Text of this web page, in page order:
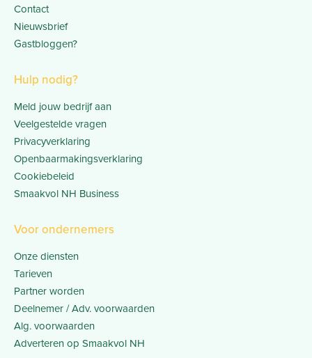
Contact
Nieuwsbrief
Gastbloggen?
Hulp nodig?
Meld jouw bedrijf aan
Veelgestelde vragen
Privacyverklaring
Openbaarmakingsverklaring
Cookiebeleid
Smaakvol NH Business
Voor ondernemers
Onze diensten
Tarieven
Partner worden
Deelnemer / Adv. voorwaarden
Alg. voorwaarden
Adverteren op Smaakvol NH